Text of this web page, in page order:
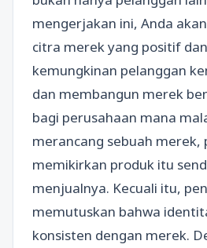
mengerjakan ini, Anda
citra merek yang positif
kemungkinan pelanggan
dan membangun merek
bagi perusahaan mana
merancang sebuah
memikirkan produk itu
menjualnya. Kecuali itu,
memutuskan bahwa
konsisten dengan merek.